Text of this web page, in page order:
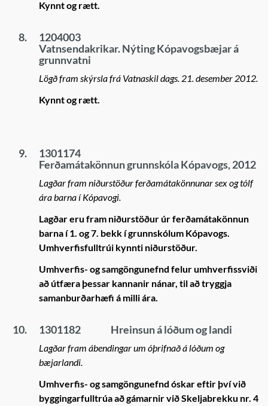
Kynnt og rætt.
8.
1204003
Vatnsendakrikar. Nýting Kópavogsbæjar á
grunnvatni
Lögð fram skýrsla frá Vatnaskil dags. 21. desember 2012.
Kynnt og rætt.
9.
1301174
Ferðamátakönnun grunnskóla Kópavogs, 2012
Lagðar fram niðurstöður ferðamátakönnunar sex og tólf
ára barna í Kópavogi.
Lagðar eru fram niðurstöður úr ferðamátakönnun
barna í 1. og 7. bekk í grunnskólum Kópavogs.
Umhverfisfulltrúi kynnti niðurstöður.
Umhverfis- og samgöngunefnd felur umhverfissviði
að útfæra þessar kannanir nánar, til að tryggja
samanburðarhæfi á milli ára.
10. 1301182 Hreinsun á lóðum og landi
Lagðar fram ábendingar um óþrifnað á lóðum og
bæjarlandi.
Umhverfis- og samgöngunefnd óskar eftir því við
byggingarfulltrúa að gámarnir við Skeljabrekku nr. 4